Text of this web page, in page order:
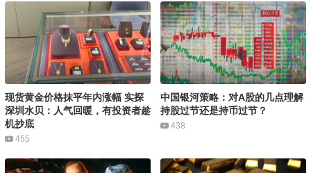
现货黄金价格抹平年内涨幅 实探
深圳水贝：人气回暖，有投资者趁
机抄底
455
中国银河策略：对A股的几点理解
持股过节还是持币过节？
438